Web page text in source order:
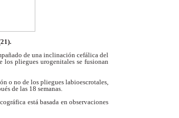
de una inclinación cefálica del
lospliegues urogenitales se fusionan
o no de los pliegues labioescrotales,
de las 18 semanas.
está basada en observaciones